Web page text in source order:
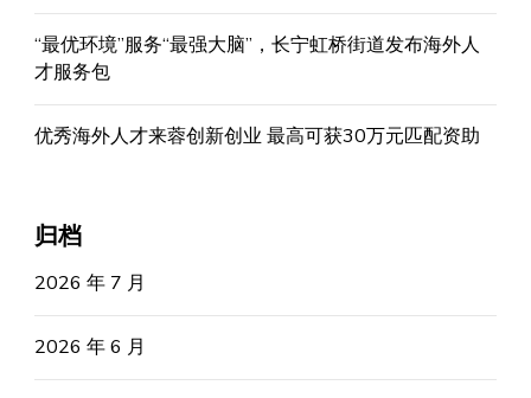
“最优环境”服务“最强大脑”，长宁虹桥街道发布海外人
才服务包
优秀海外人才来蓉创新创业 最高可获30万元匹配资助
归档
2026 年 7 月
2026 年 6 月